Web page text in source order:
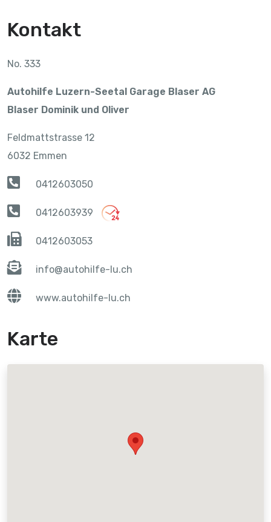
Kontakt
No. 333
Autohilfe Luzern-Seetal Garage Blaser AG
Blaser Dominik und Oliver
Feldmattstrasse 12
6032 Emmen
0412603050
0412603939
0412603053
info@autohilfe-lu.ch
www.autohilfe-lu.ch
Karte